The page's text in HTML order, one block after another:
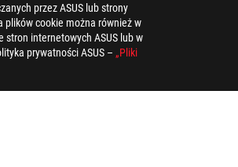
przez ASUS lub strony
plików cookie można również w
internetowych ASUS lub w
prywatności ASUS – „Pliki
Szczegóły można znaleźć na stronach